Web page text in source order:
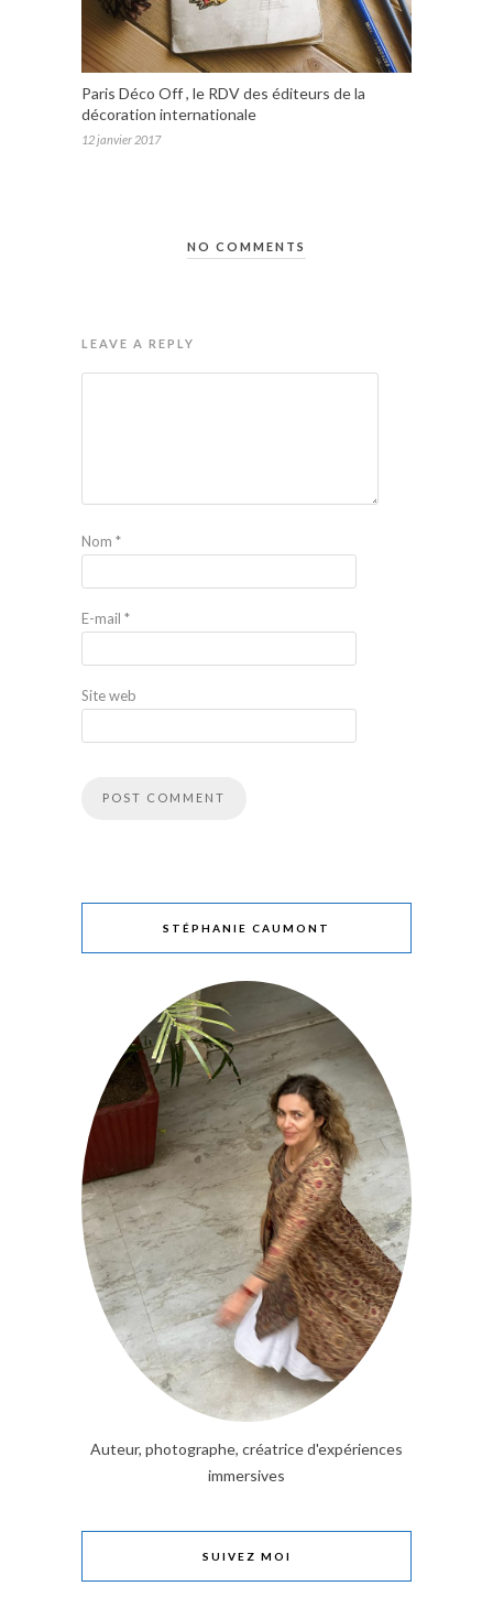
Paris Déco Off , le RDV des éditeurs de la
décoration internationale
12 janvier 2017
NO COMMENTS
LEAVE A REPLY
Nom *
E-mail *
Site web
STÉPHANIE CAUMONT
Auteur, photographe, créatrice d'expériences
immersives
SUIVEZ MOI